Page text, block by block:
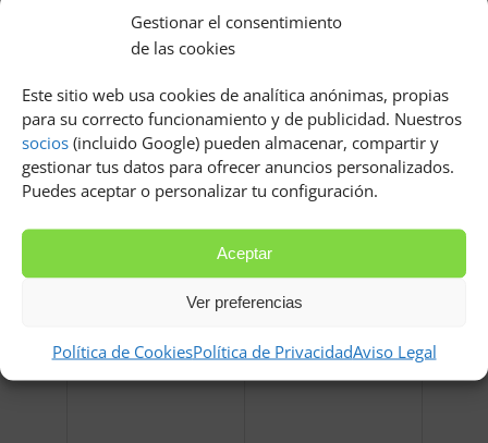
Gestionar el consentimiento
de las cookies
Este sitio web usa cookies de analítica anónimas, propias
para su correcto funcionamiento y de publicidad. Nuestros
socios (incluido Google) pueden almacenar, compartir y
gestionar tus datos para ofrecer anuncios personalizados.
Puedes aceptar o personalizar tu configuración.
Aceptar
Ver preferencias
Política de CookiesPolítica de PrivacidadAviso Legal
alguien maquillada según sus deseos puede ser igual de
Relacionados
Maquillaje gotica para
Equivalencias bases de